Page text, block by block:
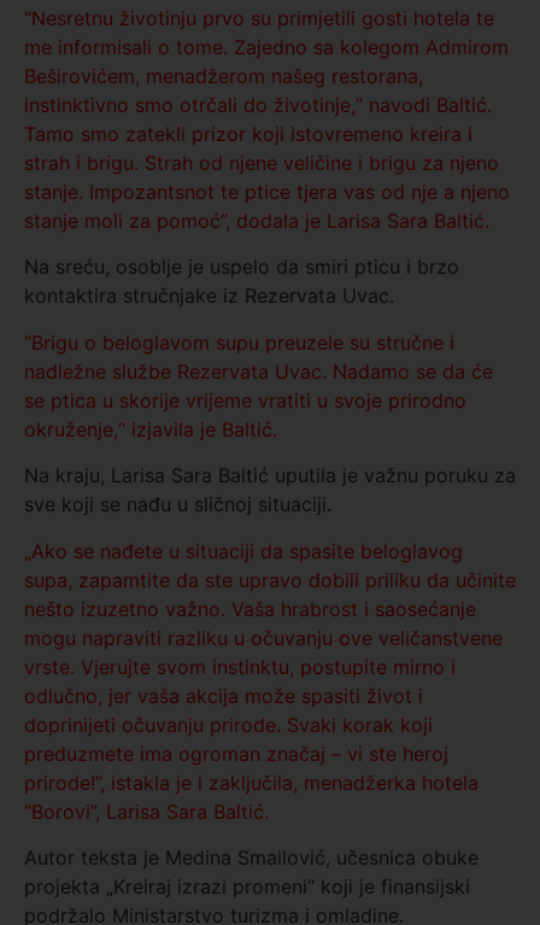
“Nesretnu životinju prvo su primjetili gosti hotela te
me informisali o tome. Zajedno sa kolegom Admirom
Beširovićem, menadžerom našeg restorana,
instinktivno smo otrčali do životinje,“ navodi Baltić.
Tamo smo zatekli prizor koji istovremeno kreira i
strah i brigu. Strah od njene veličine i brigu za njeno
stanje. Impozantsnot te ptice tjera vas od nje a njeno
stanje moli za pomoć”, dodala je Larisa Sara Baltić.
Na sreću, osoblje je uspelo da smiri pticu i brzo
kontaktira stručnjake iz Rezervata Uvac.
“Brigu o beloglavom supu preuzele su stručne i
nadležne službe Rezervata Uvac. Nadamo se da će
se ptica u skorije vrijeme vratiti u svoje prirodno
okruženje,“ izjavila je Baltić.
Na kraju, Larisa Sara Baltić uputila je važnu poruku za
sve koji se nađu u sličnoj situaciji.
„Ako se nađete u situaciji da spasite beloglavog
supa, zapamtite da ste upravo dobili priliku da učinite
nešto izuzetno važno. Vaša hrabrost i saosećanje
mogu napraviti razliku u očuvanju ove veličanstvene
vrste. Vjerujte svom instinktu, postupite mirno i
odlučno, jer vaša akcija može spasiti život i
doprinijeti očuvanju prirode. Svaki korak koji
preduzmete ima ogroman značaj – vi ste heroj
prirode!”, istakla je i zaključila, menadžerka hotela
“Borovi”, Larisa Sara Baltić.
Autor teksta je Medina Smailović, učesnica obuke
projekta „Kreiraj izrazi promeni“ koji je finansijski
podržalo Ministarstvo turizma i omladine.